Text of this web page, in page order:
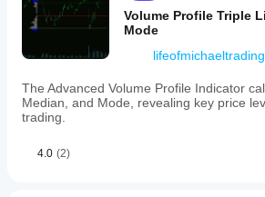
显示时间框架标签：选择是以在
架（例如H1，D1）。
供给标签颜色：供给区域标签的文
需求标签颜色：需求区域标签的文
平位置。
标签字体大小：设置标签文字大
启动时清理：选择是以在cTrader
allow
users
click
move
zones
directly
the
chart.
Volume Profile Triple
Mode
lifeofmichaeltrading
The Advanced Volume Profile Indicator
Median, and Mode, revealing key price
trading.
4.0 (2)